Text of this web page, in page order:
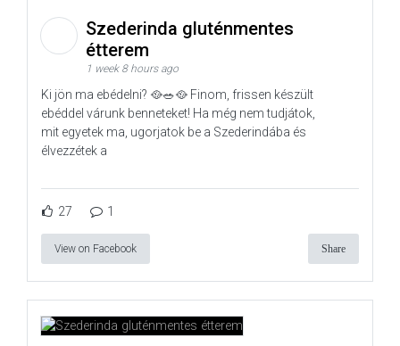
Szederinda gluténmentes
étterem
1 week 8 hours ago
Ki jön ma ebédelni? 🥘🥗🥘 Finom, frissen készült
ebéddel várunk benneteket! Ha még nem tudjátok,
mit egyetek ma, ugorjatok be a Szederindába és
élvezzétek a
27 1
View on Facebook Share